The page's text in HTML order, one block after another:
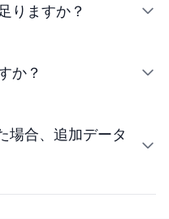
りますか？
か？
場合、追加データ